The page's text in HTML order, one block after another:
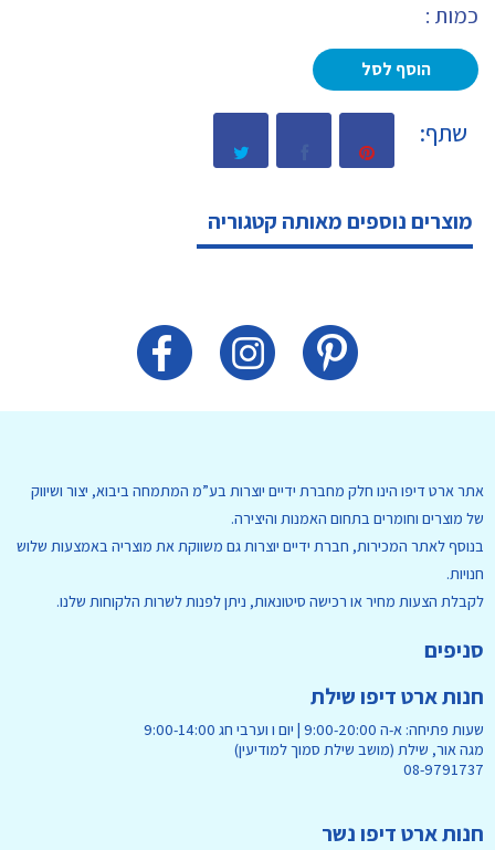
כמות :
הוסף לסל
שתף:
מוצרים נוספים מאותה קטגוריה
אתר ארט דיפו הינו חלק מחברת ידיים יוצרות בע”מ המתמחה ביבוא, יצור ושיווק
של מוצרים וחומרים בתחום האמנות והיצירה.
בנוסף לאתר המכירות, חברת ידיים יוצרות גם משווקת את מוצריה באמצעות שלוש
חנויות.
לקבלת הצעות מחיר או רכישה סיטונאות, ניתן לפנות לשרות הלקוחות שלנו.
סניפים
חנות ארט דיפו שילת
שעות פתיחה: א-ה 9:00-20:00 | יום ו וערבי חג 9:00-14:00
מגה אור, שילת (מושב שילת סמוך למודיעין)
08-9791737
חנות ארט דיפו נשר